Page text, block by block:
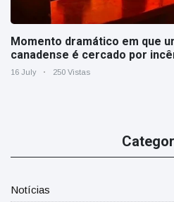
Momento dramático em que
canadense é cercado por
Ontário
16 July 250 Vistas
Notícias